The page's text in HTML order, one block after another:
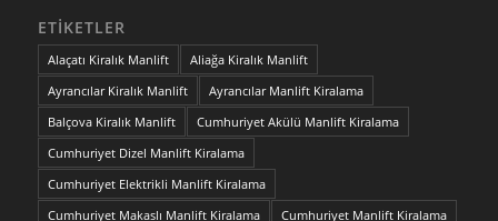
ETIKETLER
Alaçatı Kiralık Manlift
Aliağa Kiralık Manlift
Ayrancılar Kiralık Manlift
Ayrancılar Manlift Kiralama
Balçova Kiralık Manlift
Cumhuriyet Akülü Manlift Kiralama
Cumhuriyet Dizel Manlift Kiralama
Cumhuriyet Elektrikli Manlift Kiralama
Cumhuriyet Makaslı Manlift Kiralama
Cumhuriyet Manlift Kiralama